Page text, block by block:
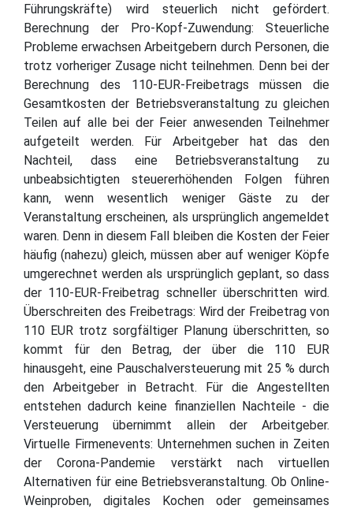
Führungskräfte) wird steuerlich nicht gefördert.
Berechnung der Pro-Kopf-Zuwendung: Steuerliche
Probleme erwachsen Arbeitgebern durch Personen, die
trotz vorheriger Zusage nicht teilnehmen. Denn bei der
Berechnung des 110-EUR-Freibetrags müssen die
Gesamtkosten der Betriebsveranstaltung zu gleichen
Teilen auf alle bei der Feier anwesenden Teilnehmer
aufgeteilt werden. Für Arbeitgeber hat das den
Nachteil, dass eine Betriebsveranstaltung zu
unbeabsichtigten steuererhöhenden Folgen führen
kann, wenn wesentlich weniger Gäste zu der
Veranstaltung erscheinen, als ursprünglich angemeldet
waren. Denn in diesem Fall bleiben die Kosten der Feier
häufig (nahezu) gleich, müssen aber auf weniger Köpfe
umgerechnet werden als ursprünglich geplant, so dass
der 110-EUR-Freibetrag schneller überschritten wird.
Überschreiten des Freibetrags: Wird der Freibetrag von
110 EUR trotz sorgfältiger Planung überschritten, so
kommt für den Betrag, der über die 110 EUR
hinausgeht, eine Pauschalversteuerung mit 25 % durch
den Arbeitgeber in Betracht. Für die Angestellten
entstehen dadurch keine finanziellen Nachteile - die
Versteuerung übernimmt allein der Arbeitgeber.
Virtuelle Firmenevents: Unternehmen suchen in Zeiten
der Corona-Pandemie verstärkt nach virtuellen
Alternativen für eine Betriebsveranstaltung. Ob Online-
Weinproben, digitales Kochen oder gemeinsames